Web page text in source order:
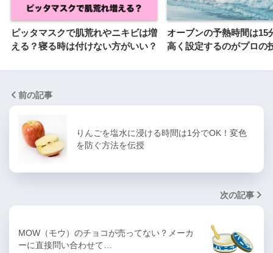
ピッタマスクで肌荒れやニキビは増
える？寝る時は付けない方がいい？
オーブンの予熱時間は15
高く設定するのがプロの
前の記事
りんごを塩水に浸ける時間は1分でOK！変色
を防ぐ方法を伝授
次の記事
MOW（モウ）のチョコが売ってない？メーカ
ーに直接問い合わせて…